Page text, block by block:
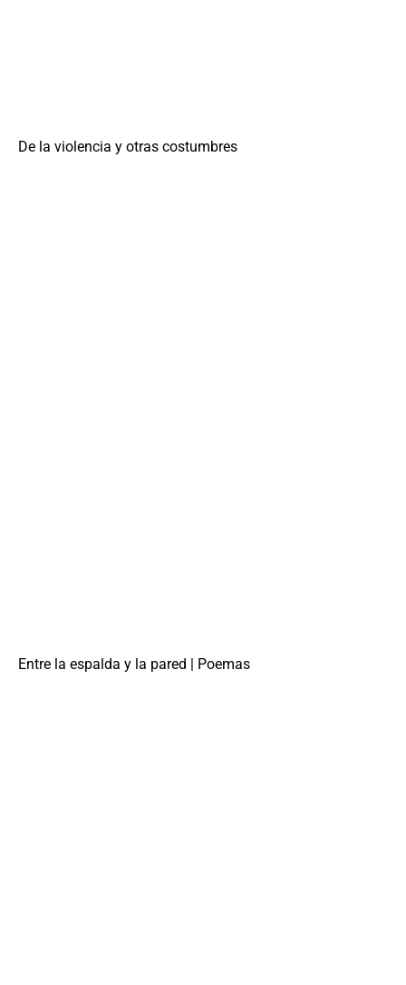
De la violencia y otras costumbres
Entre la espalda y la pared | Poemas